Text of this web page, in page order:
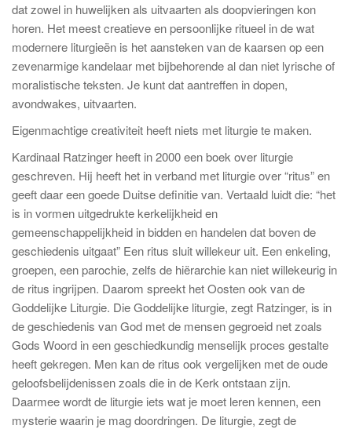
dat zowel in huwelijken als uitvaarten als doopvieringen kon
horen. Het meest creatieve en persoonlijke ritueel in de wat
modernere liturgieën is het aansteken van de kaarsen op een
zevenarmige kandelaar met bijbehorende al dan niet lyrische of
moralistische teksten. Je kunt dat aantreffen in dopen,
avondwakes, uitvaarten.
Eigenmachtige creativiteit heeft niets met liturgie te maken.
Kardinaal Ratzinger heeft in 2000 een boek over liturgie
geschreven. Hij heeft het in verband met liturgie over “ritus” en
geeft daar een goede Duitse definitie van. Vertaald luidt die: “het
is in vormen uitgedrukte kerkelijkheid en
gemeenschappelijkheid in bidden en handelen dat boven de
geschiedenis uitgaat” Een ritus sluit willekeur uit. Een enkeling,
groepen, een parochie, zelfs de hiërarchie kan niet willekeurig in
de ritus ingrijpen. Daarom spreekt het Oosten ook van de
Goddelijke Liturgie. Die Goddelijke liturgie, zegt Ratzinger, is in
de geschiedenis van God met de mensen gegroeid net zoals
Gods Woord in een geschiedkundig menselijk proces gestalte
heeft gekregen. Men kan de ritus ook vergelijken met de oude
geloofsbelijdenissen zoals die in de Kerk ontstaan zijn.
Daarmee wordt de liturgie iets wat je moet leren kennen, een
mysterie waarin je mag doordringen. De liturgie, zegt de